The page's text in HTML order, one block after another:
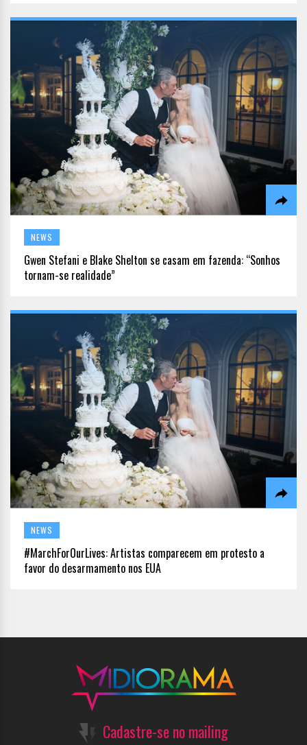
NEWS
Gwen Stefani e Blake Shelton se casam em fazenda: “Sonhos
tornam-se realidade”
NEWS
#MarchForOurLives: Artistas comparecem em protesto a
favor do desarmamento nos EUA
Cadastre-se no mailing